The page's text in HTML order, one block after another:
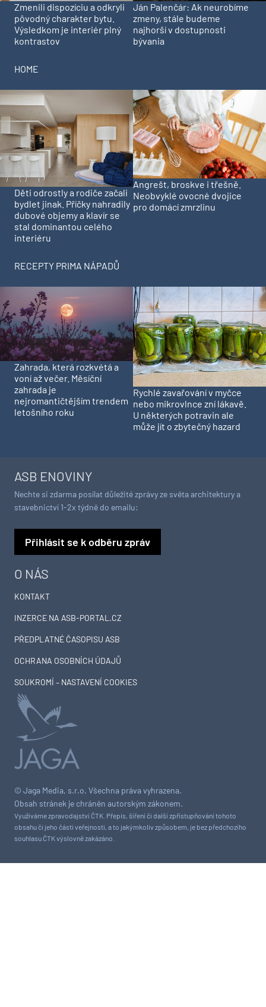
Zmenili dispozíciu a odkryli
pôvodný charakter bytu.
Výsledkom je interiér plný
kontrastov
Ján Palenčár: Ak neurobíme
zmeny, stále budeme
najhorší v dostupnosti
bývania
HOME
Děti odrostly a rodiče začali
bydlet jinak. Příčky nahradily
dubové objemy a klavír se
stal dominantou celého
interiéru
Angrešt, broskve i třešně.
Neobvyklé ovocné dvojice
pro domácí zmrzlinu
RECEPTY PRIMA NÁPADŮ
Zahrada, která rozkvétá a
voní až večer. Měsíční
zahrada je
nejromantičtějším trendem
letošního roku
Rychlé zavařování v myčce
nebo mikrovlnce zní lákavě.
U některých potravin ale
může jít o zbytečný hazard
© Jaga Media, s.r.o. Všechna práva vyhrazena.
Obsah stránek je chráněn autorským zákonem.
Využíváme zpravodajství ČTK. Přepis, šíření či další zpřístupňování tohoto
obsahu či jeho části veřejnosti, a to jakýmkoliv způsobem, je bez předchozího
souhlasu ČTK výslovně zakázáno.
O NÁS
KONTAKT
INZERCE NA ASB-PORTAL.CZ
PŘEDPLATNÉ ČASOPISU ASB
OCHRANA OSOBNÍCH ÚDAJŮ
SOUKROMÍ – NASTAVENÍ COOKIES
ASB ENOVINY
Nechte si zdarma posílat důležité zprávy ze světa architektury a
stavebnictví 1-2x týdně do emailu:
Přihlásit se k odběru zpráv